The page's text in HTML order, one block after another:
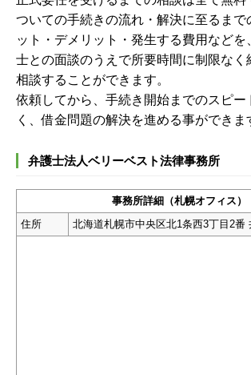
ついての手続きの流れ・解決に至るまで
ット・デメリット・発生する費用などを
士との面談のうえで所要時間に制限なく
相談することができます。
依頼してから、手続き開始までのスピー
く、借金問題の解決を進める事ができま
弁護士法人ベリーベスト法律事務所
事務所詳細（札幌オフィス）
住所
北海道札幌市中央区北1条西3丁目2番